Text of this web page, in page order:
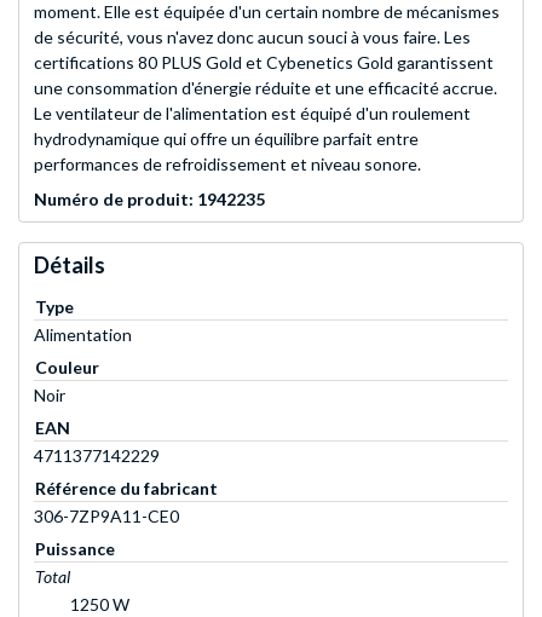
moment. Elle est équipée d'un certain nombre de mécanismes
de sécurité, vous n'avez donc aucun souci à vous faire. Les
certifications 80 PLUS Gold et Cybenetics Gold garantissent
une consommation d'énergie réduite et une efficacité accrue.
Le ventilateur de l'alimentation est équipé d'un roulement
hydrodynamique qui offre un équilibre parfait entre
performances de refroidissement et niveau sonore.
Numéro de produit: 1942235
Détails
Type
Alimentation
Couleur
Noir
EAN
4711377142229
Référence du fabricant
306-7ZP9A11-CE0
Puissance
Total
1250 W